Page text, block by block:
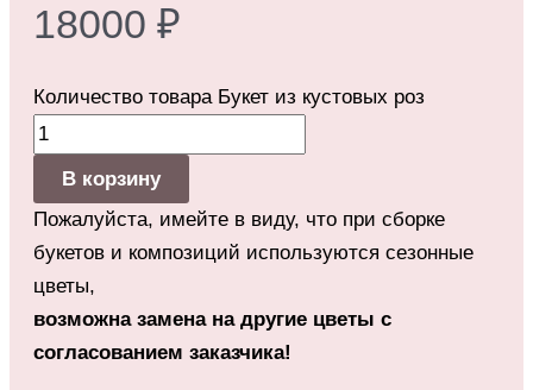
18000 ₽
Количество товара Букет из кустовых роз
В корзину
Пожалуйста, имейте в виду, что при сборке
букетов и композиций используются сезонные
цветы,
возможна замена на другие цветы с
согласованием заказчика!